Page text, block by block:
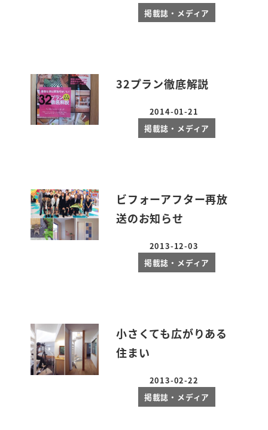
掲載誌・メディア
32プラン徹底解説
投稿日
2014-01-21
掲載誌・メディア
ビフォーアフター再放
送のお知らせ
投稿日
2013-12-03
掲載誌・メディア
小さくても広がりある
住まい
投稿日
2013-02-22
掲載誌・メディア